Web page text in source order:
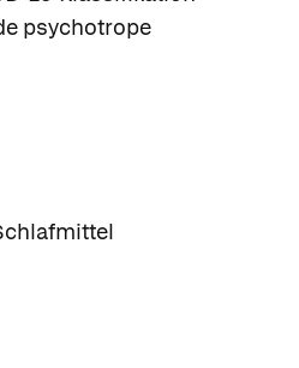
psychotrope